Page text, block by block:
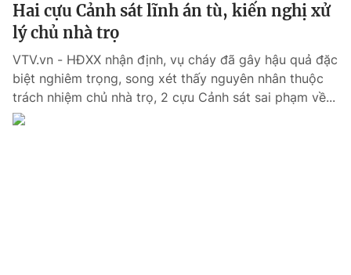
Hai cựu Cảnh sát lĩnh án tù, kiến nghị xử
lý chủ nhà trọ
VTV.vn - HĐXX nhận định, vụ cháy đã gây hậu quả đặc
biệt nghiêm trọng, song xét thấy nguyên nhân thuộc
trách nhiệm chủ nhà trọ, 2 cựu Cảnh sát sai phạm về...